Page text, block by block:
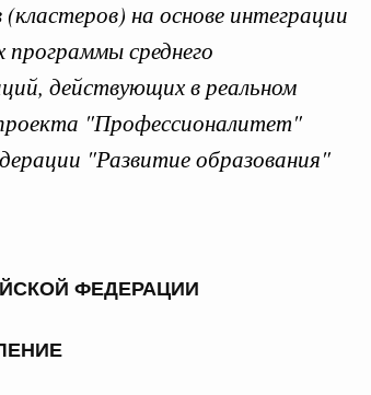
на основе интеграции
программы среднего
действующих в реальном
"Профессионалитет"
"Развитие образования"
ФЕДЕРАЦИИ
по всем документам